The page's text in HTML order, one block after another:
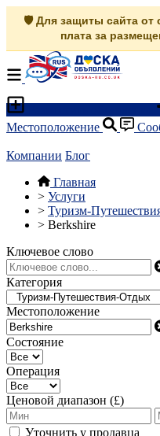
🛡️ Для защиты сайта от
плата за
Местоположение
Компании Блог
Главная
> Услуги
> Туризм-
> Berkshire
Ключевое слово
Категория
Местоположение
Состояние
Операция
Ценовой диапазон (£)
Уточнить у продавца